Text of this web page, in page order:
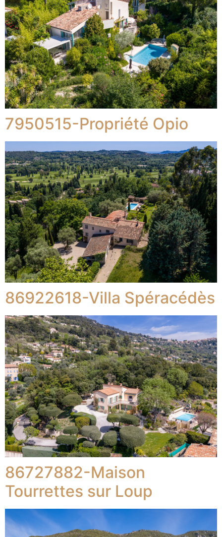
7950515-Propriété Opio
86922618-Villa Spéracédès
86727882-Maison
Tourrettes sur Loup